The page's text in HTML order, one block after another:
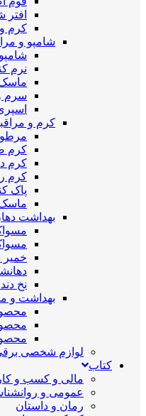
افتر
کرم
شامپو و
شامپو
نرم
سرم
کرم و
کرم
کرم
کرم
پاک
بهداشت
خمیر
نخ
بهداشت و
لوازم شخصی
کتاب
مالی و کسب و کار
عمومی و
رمان و داستان